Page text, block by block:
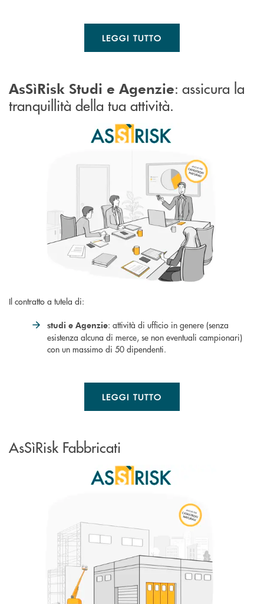
LEGGI TUTTO
AsSìRisk Studi e Agenzie: assicura la
tranquillità della tua attività.
Il contratto a tutela di:
studi e Agenzie: attività di ufficio in genere (senza
esistenza alcuna di merce, se non eventuali campionari)
con un massimo di 50 dipendenti.
LEGGI TUTTO
AsSìRisk Fabbricati